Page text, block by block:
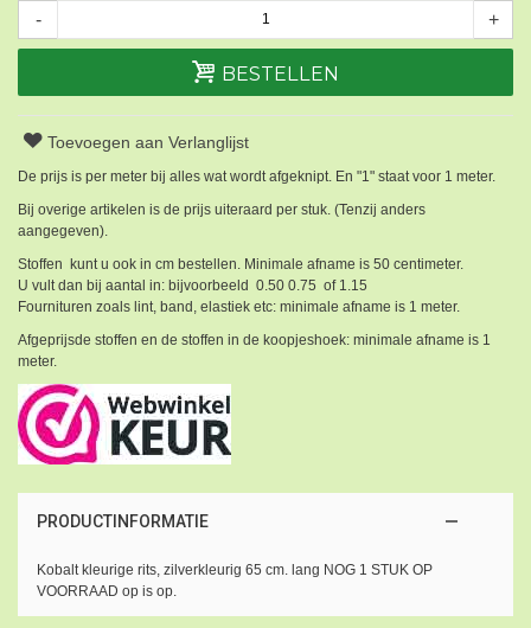
- +
BESTELLEN
Toevoegen aan Verlanglijst
De prijs is per meter bij alles wat wordt afgeknipt. En "1" staat voor 1 meter.
Bij overige artikelen is de prijs uiteraard per stuk. (Tenzij anders
aangegeven).
Stoffen kunt u ook in cm bestellen. Minimale afname is 50 centimeter.
U vult dan bij aantal in: bijvoorbeeld 0.50 0.75 of 1.15
Fournituren zoals lint, band, elastiek etc: minimale afname is 1 meter.
Afgeprijsde stoffen en de stoffen in de koopjeshoek: minimale afname is 1
meter.
PRODUCTINFORMATIE
Kobalt kleurige rits, zilverkleurig 65 cm. lang NOG 1 STUK OP
VOORRAAD op is op.